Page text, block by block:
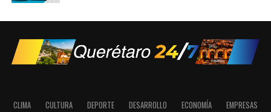
CLIMA CULTURA DEPORTE DESARROLLO ECONOMÍA
EMPRESAS